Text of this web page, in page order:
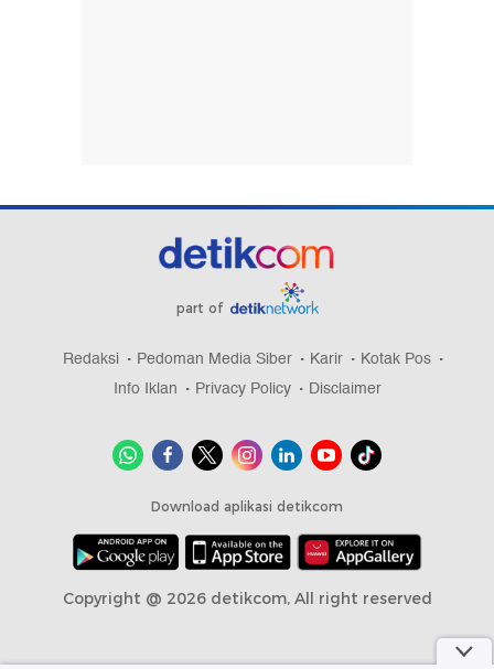
part of
Redaksi Pedoman Media Siber Karir
Kotak Pos
Info Iklan
Privacy Policy Disclaimer
Download aplikasi detikcom
Copyright @ 2026 detikcom, All right reserved